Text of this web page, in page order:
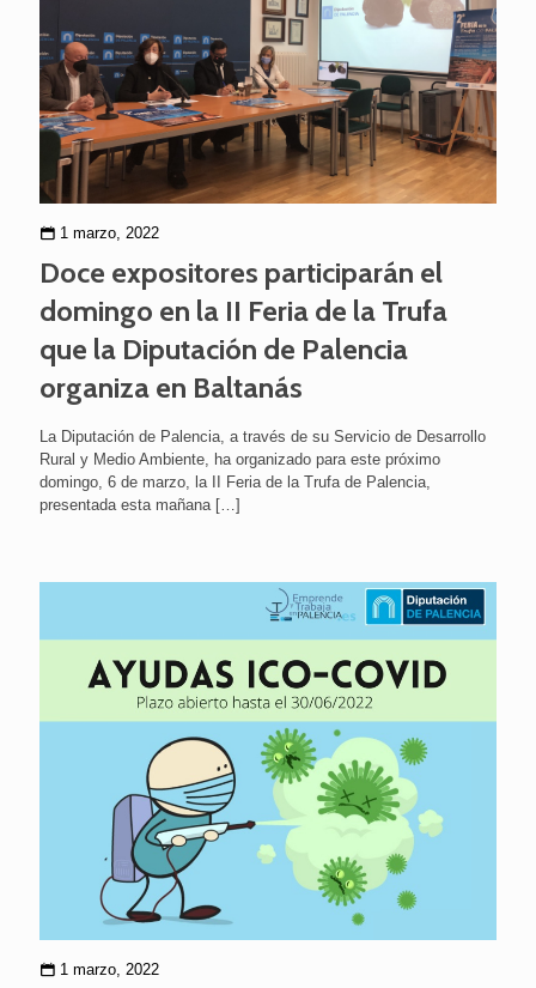
1 marzo, 2022
Doce expositores participarán el
domingo en la II Feria de la Trufa
que la Diputación de Palencia
organiza en Baltanás
La Diputación de Palencia, a través de su Servicio de Desarrollo
Rural y Medio Ambiente, ha organizado para este próximo
domingo, 6 de marzo, la II Feria de la Trufa de Palencia,
presentada esta mañana […]
1 marzo, 2022